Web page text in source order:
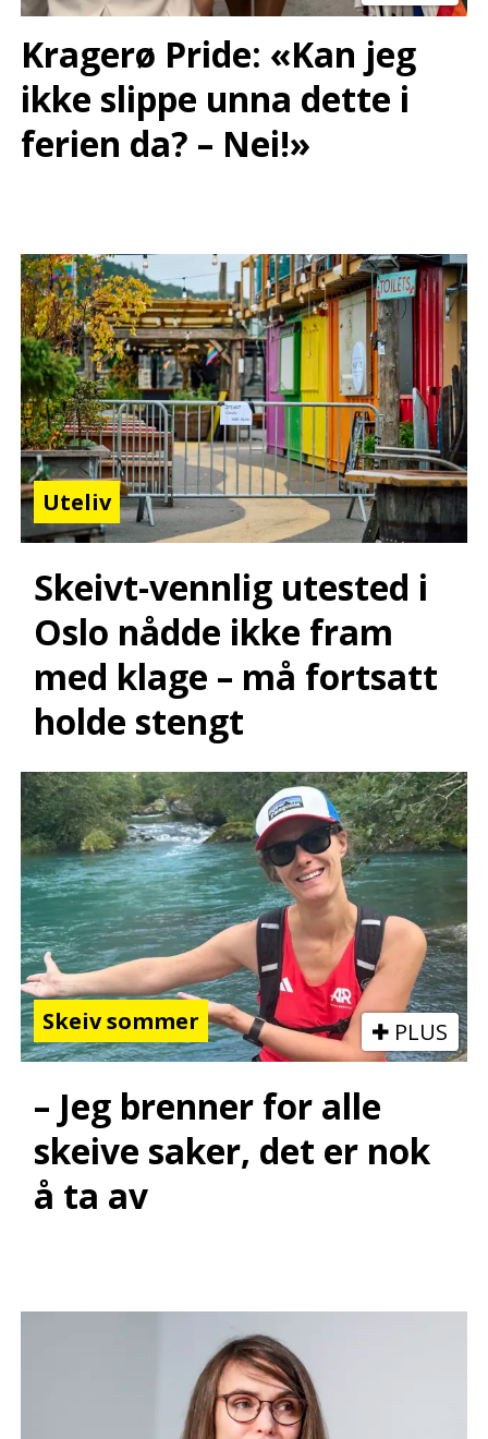
Kragerø Pride: «Kan jeg
ikke slippe unna dette i
ferien da? – Nei!»
Uteliv
Skeivt-vennlig utested i
Oslo nådde ikke fram
med klage – må fortsatt
holde stengt
Skeiv sommer PLUS
– Jeg brenner for alle
skeive saker, det er nok
å ta av